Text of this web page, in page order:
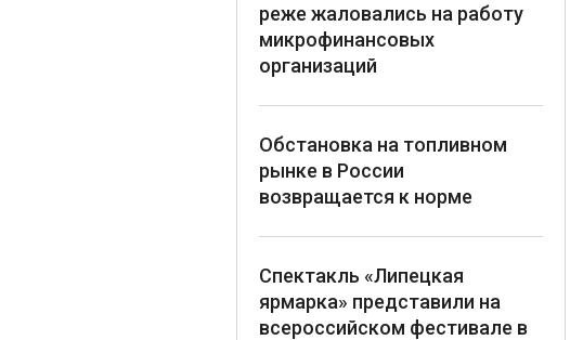
реже жаловались на работу
микрофинансовых
организаций
Обстановка на топливном
рынке в России
возвращается к норме
Спектакль «Липецкая
ярмарка» представили на
всероссийском фестивале в